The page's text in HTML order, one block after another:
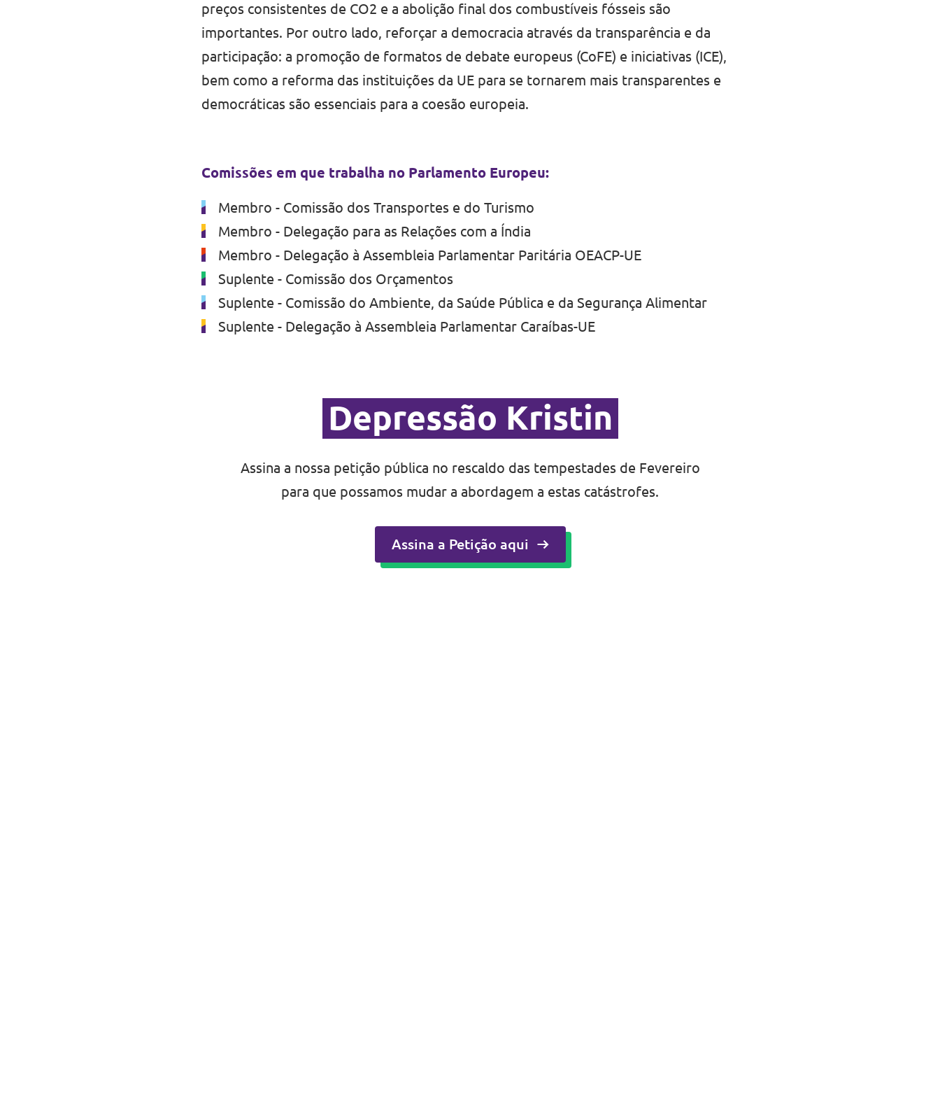
preços consistentes de CO2 e a abolição final dos combustíveis fósseis são
importantes. Por outro lado, reforçar a democracia através da transparência e da
participação: a promoção de formatos de debate europeus (CoFE) e iniciativas (ICE),
bem como a reforma das instituições da UE para se tornarem mais transparentes e
democráticas são essenciais para a coesão europeia.
Comissões em que trabalha no Parlamento Europeu:
Membro - Comissão dos Transportes e do Turismo
Membro - Delegação para as Relações com a Índia
Membro - Delegação à Assembleia Parlamentar Paritária OEACP-UE
Suplente - Comissão dos Orçamentos
Suplente - Comissão do Ambiente, da Saúde Pública e da Segurança Alimentar
Suplente - Delegação à Assembleia Parlamentar Caraíbas-UE
Depressão Kristin
Assina a nossa petição pública no rescaldo das tempestades de Fevereiro
para que possamos mudar a abordagem a estas catástrofes.
Assina a Petição aqui